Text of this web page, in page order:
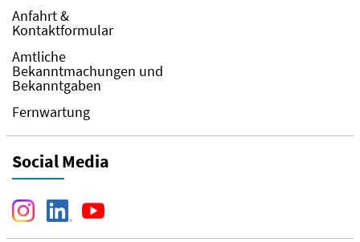
Anfahrt &
Kontaktformular
Amtliche
Bekanntmachungen und
Bekanntgaben
Fernwartung
Social Media